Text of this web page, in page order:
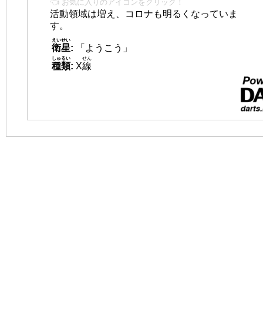
👈 お気に入りのアイコンをクリック！
活動領域は増え、コロナも明るくなっていま
す。
衛星
えいせい
:
「ようこう」
種類
しゅるい
: X線
せん